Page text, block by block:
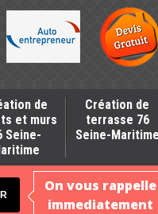
de
et murs
Seine-
Création de
terrasse 76
Seine-Maritime
On vous rappelle
immediatement